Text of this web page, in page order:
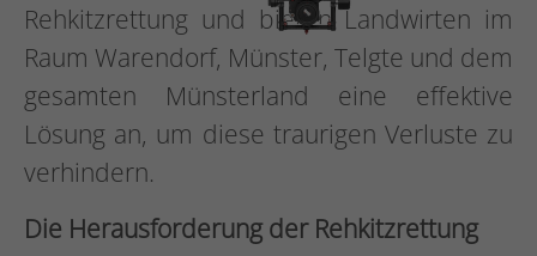
Rehkitzrettung und bieten Landwirten im
Raum Warendorf, Münster, Telgte und dem
gesamten Münsterland eine effektive
Lösung an, um diese traurigen Verluste zu
verhindern.
Die Herausforderung der Rehkitzrettung